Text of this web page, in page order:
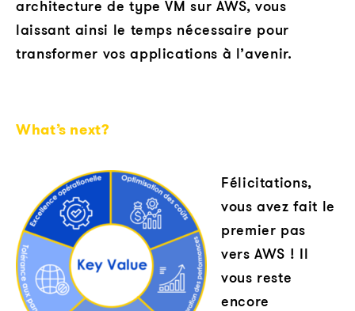
architecture de type VM sur AWS, vous
laissant ainsi le temps nécessaire pour
transformer vos applications à l’avenir.
What’s next?
Félicitations,
vous avez fait le
premier pas
vers AWS ! Il
vous reste
encore